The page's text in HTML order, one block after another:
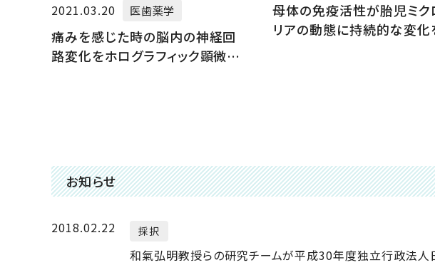
2021.03.20 医歯薬学
痛みを感じた時の脳内の神経回
路変化をホログラフィック顕微鏡
母体の免疫活性が胎児ミク
リアの動態に持続的な変化
お知らせ
2018.02.22 採択
和氣弘明教授らの研究チームが平成30年度独立行政法